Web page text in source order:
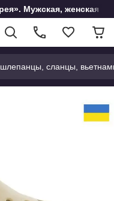
Мужская, женская и
шлепанцы, сланцы,